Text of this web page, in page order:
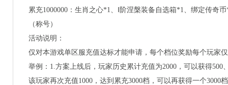
累充1000000：生肖之心*1、Ⅰ阶涅槃装备自选箱*1、绑定传奇
（称号）
活动说明：
仅对本游戏单区服充值达标才能申请，每个档位奖励每个玩家
举例：1.方案上线后，玩家历史累计充值为2000，可以获得500
该玩家再次充值1000，达到累充3000档，可以再获得一个3000